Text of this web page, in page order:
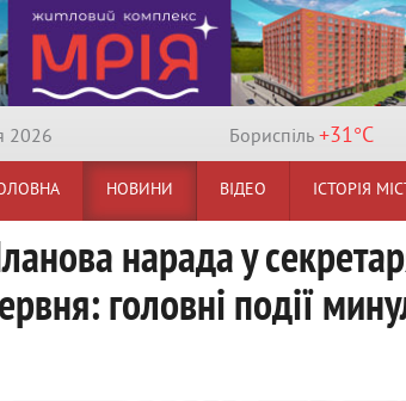
2026 Бориспiль +31°C
НОВИНИ ВІДЕО ІСТОРІЯ
нарада у
головні події